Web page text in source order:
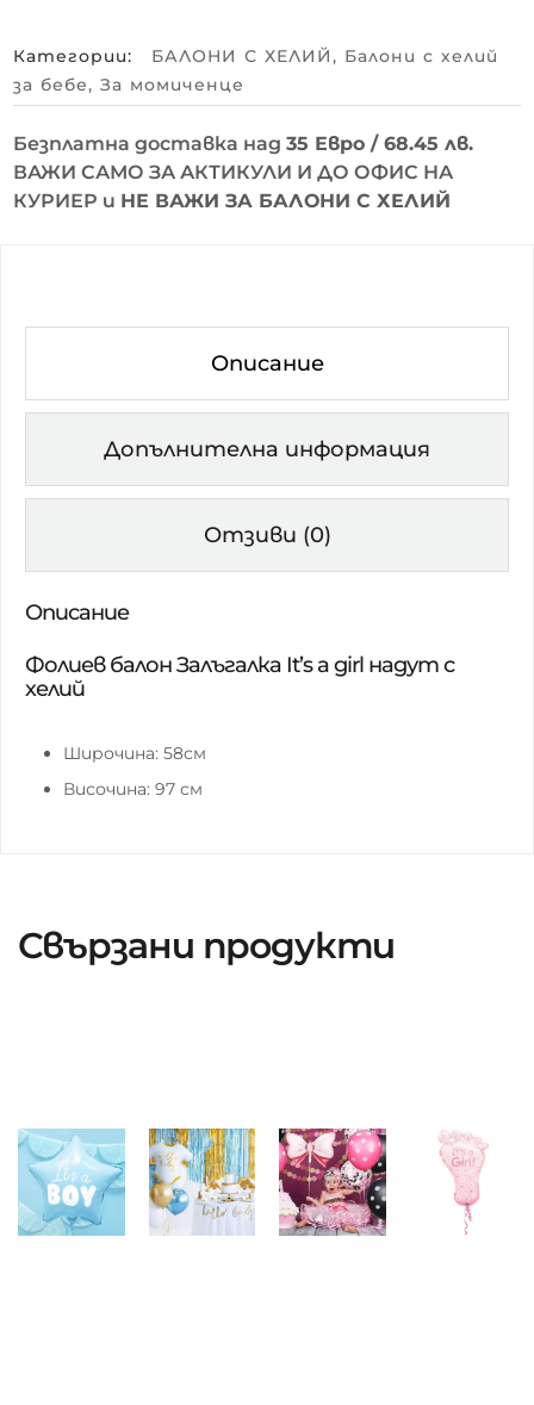
Категории: БАЛОНИ С ХЕЛИЙ , Балони с хелий
за бебе,За момиченце
Безплатна доставка над35 Евро / 68.45 лв.
ВАЖИ САМО ЗА АКТИКУЛИ И ДО ОФИС НА
КУРИЕР и НЕ ВАЖИ ЗА БАЛОНИ С ХЕЛИЙ
Описание
Допълнителна информация
Отзиви (0)
Описание
Фолиев балон Залъгалка It’s a girl надут с
хелий
Широчина: 58см
Височина: 97 см
Свързани продукти